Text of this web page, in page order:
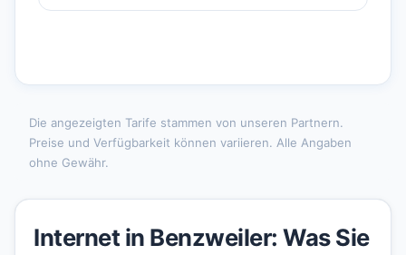
Die angezeigten Tarife stammen von unseren Partnern.
Preise und Verfügbarkeit können variieren. Alle Angaben
ohne Gewähr.
Internet in Benzweiler: Was Sie